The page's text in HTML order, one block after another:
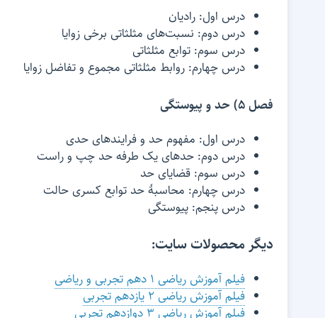
درس اول: رادیان
درس دوم: نسبت‌های مثلثاتی برخی زوایا
درس سوم: توابع مثلثاتی
درس چهارم: روابط مثلثاتی مجموع و تفاضل زوایا
فصل 5) حد و پیوستگی
درس اول: مفهوم حد و فرایندهای حدی
درس دوم: حدهای یک طرفه حد چپ و راست
درس سوم: قضایای حد
درس چهارم: محاسبۀ حد توابع کسری حالت
درس پنجم: پیوستگی
دیگر محصولات سایت:
فیلم آموزش ریاضی 1 دهم تجربی و ریاضی
فیلم آموزش ریاضی 2 یازدهم تجربی
فیلم آموزش ریاضی ۳ دوازدهم تجربی